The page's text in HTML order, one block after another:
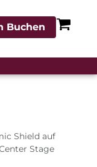
Buchen
Shield auf
Stage